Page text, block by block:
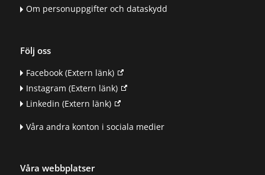
Om personuppgifter och dataskydd
Följ oss
Facebook(Extern länk)
Instagram (Extern länk)
Linkedin (Extern länk)
Våra andra konton i sociala medier
Våra webbplatser